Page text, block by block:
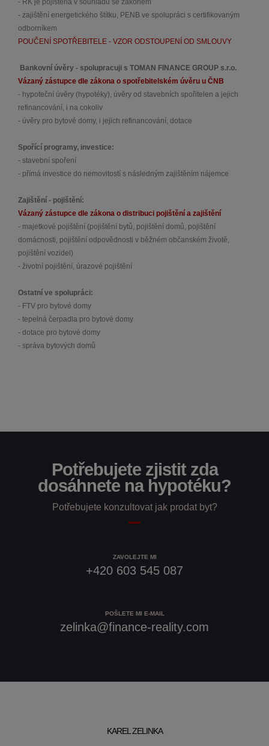
- zajištění energetického štítku, PENB ve spolupráci s certifikovaným
odborníkem
POUČENÍ SPOTŘEBITELE - VZOR ODSTOUPENÍ OD SMLOUVY
Bankovní úvěry - spolupracuji s TOMAN FINANCE GROUP s.r.o.
Vázaný zástupce dle zákona o spotřebitelském úvěru u ČNB
- hypoteční úvěry (hypotéky), úvěry od stavebních spořitelen a jejich
refinancování, i na cokoliv
- úvěry pro bytové domy, i jejich refinancování, dotace
Spořící programy, investice:
- stavební spoření
- přímá investice do nemovitostí s následným zajištěním nájemce
Zajištění - pojištění:
Vázaný zástupce dle zákona o distribuci pojištění a zajištění
- majetkové pojištění (pojištění bytů, pojištění domů, pojištění
domácnosti, pojištění odpovědnosti v běžném občanském životě,
pojištění vozidel)
- životní pojištění, úrazové pojištění
Ostatní ve spolupráci:
- FTV pro bytové domy
- tepelná čerpadla pro bytové domy
- dotace pro bytové domy
- správa bytových domů
Potřebujete zjistit zda
dosáhnete na hypotéku?
Potřebujete konzultovat jak prodat byt?
ZAVOLEJTE MI
+420 603 545 087
POŠLETE MI E-MAIL
zelinka@finance-reality.com
KAREL ZELINKA